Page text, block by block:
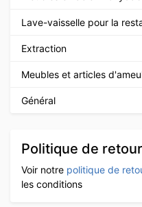
Lave-vaisselle pour la
Extraction
Meubles et articles
Général
Politique de retour
Voir notre politique de
les conditions